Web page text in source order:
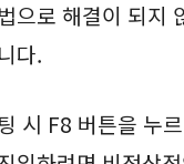
으로 해결이 되지
다.
시 F8 버튼을 누